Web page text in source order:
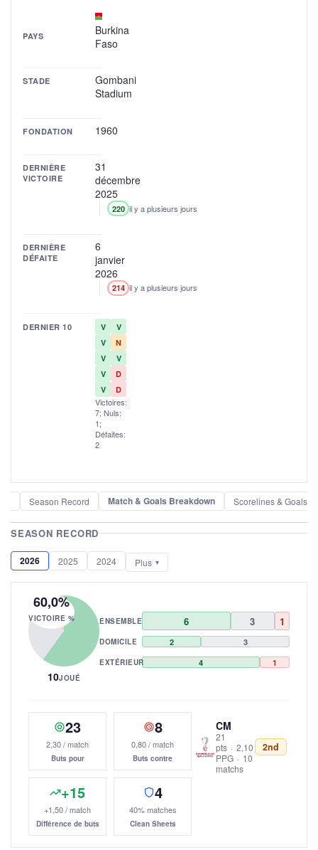
PAYS
Burkina
Faso
STADE
Gombani
Stadium
FONDATION 1960
DERNIÈRE
VICTOIRE
31
décembre
2025
220 il y a plusieurs jours
DERNIÈRE
DÉFAITE
6
janvier
2026
214 il y a plusieurs jours
DERNIER 10 V
V
V
N
V
V
V
D
V
D
Victoires:
7; Nuls:
1;
Défaites:
2
Season Record Match & Goals Breakdown Scorelines & Goals
SEASON RECORD
2026 2025 2024 Plus
60,0%
VICTOIRE %
10JOUÉ
ENSEMBLE 6 3 1
DOMICILE 2 3
EXTÉRIEUR 4 1
23
2,30 / match
Buts pour
8
0,80 / match
Buts contre
+15
+1,50 / match
Différence de buts
4
40% matches
Clean Sheets
CM
21
pts · 2,10
PPG · 10
matchs
2nd